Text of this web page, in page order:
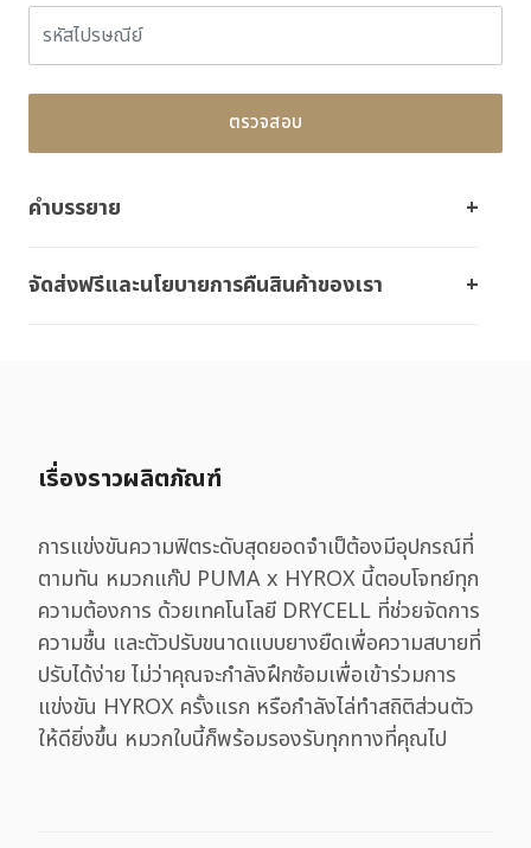
ตรวจสอบ
คำบรรยาย
จัดส่งฟรีและนโยบายการคืนสินค้าของเรา
เรื่องราวผลิตภัณฑ์
การแข่งขันความฟิตระดับสุดยอดจำเป็ต้องมีอุปกรณ์ที่
ตามทัน หมวกแก๊ป PUMA x HYROX นี้ตอบโจทย์ทุก
ความต้องการ ด้วยเทคโนโลยี DRYCELL ที่ช่วยจัดการ
ความชื้น และตัวปรับขนาดแบบยางยืดเพื่อความสบายที่
ปรับได้ง่าย ไม่ว่าคุณจะกำลังฝึกซ้อมเพื่อเข้าร่วมการ
แข่งขัน HYROX ครั้งแรก หรือกำลังไล่ทำสถิติส่วนตัว
ให้ดียิ่งขึ้น หมวกใบนี้ก็พร้อมรองรับทุกทางที่คุณไป